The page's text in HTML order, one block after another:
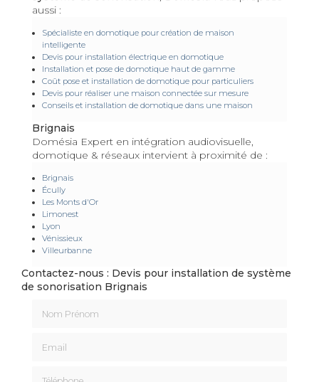
aussi :
Spécialiste en domotique pour création de maison
intelligente
Devis pour installation électrique en domotique
Installation et pose de domotique haut de gamme
Coût pose et installation de domotique pour particuliers
Devis pour réaliser une maison connectée sur mesure
Conseils et installation de domotique dans une maison
Brignais
Domésia Expert en intégration audiovisuelle,
domotique & réseaux intervient à proximité de :
Brignais
Écully
Les Monts d'Or
Limonest
Lyon
Vénissieux
Villeurbanne
Contactez-nous : Devis pour installation de système
de sonorisation Brignais